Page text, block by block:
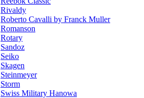
Rivaldy
Roberto Cavalli by Franck Muller
Romanson
Rotary
Sandoz
Seiko
Skagen
Steinmeyer
Storm
Swiss Military Hanowa